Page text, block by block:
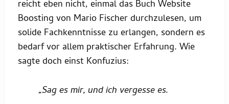
reicht eben nicht, einmal das Buch Website
Boosting von Mario Fischer durchzulesen, um
solide Fachkenntnisse zu erlangen, sondern es
bedarf vor allem praktischer Erfahrung. Wie
sagte doch einst Konfuzius:
„Sag es mir, und ich vergesse es.